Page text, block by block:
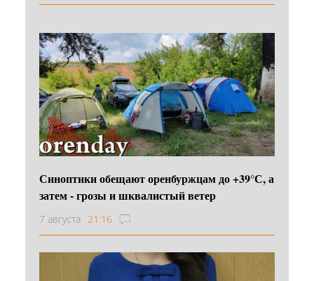
Синоптики обещают оренбуржцам до +39°С, а
затем - грозы и шквалистый ветер
7 августа 21:16